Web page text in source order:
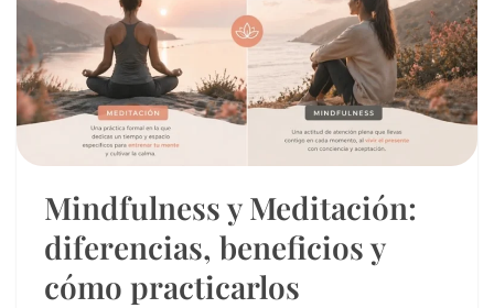
Mindfulness y Meditación:
diferencias, beneficios y
cómo practicarlos